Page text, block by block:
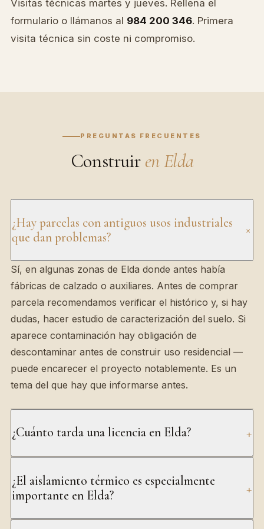
Visitas técnicas martes y jueves. Rellena el
formulario o llámanos al 984 200 346. Primera
visita técnica sin coste ni compromiso.
PREGUNTAS FRECUENTES
Construir en Elda
¿Hay parcelas con antiguos usos industriales
que dan problemas?
+
Sí, en algunas zonas de Elda donde antes había
fábricas de calzado o auxiliares. Antes de comprar
parcela recomendamos verificar el histórico y, si hay
dudas, hacer estudio de caracterización del suelo. Si
aparece contaminación hay obligación de
descontaminar antes de construir uso residencial —
puede encarecer el proyecto notablemente. Es un
tema del que hay que informarse antes.
¿Cuánto tarda una licencia en Elda? +
Expedientes en casco histórico o con estudios
ambientales previos pueden alargarse hasta 6-8
¿El aislamiento térmico es especialmente
importante en Elda?
+